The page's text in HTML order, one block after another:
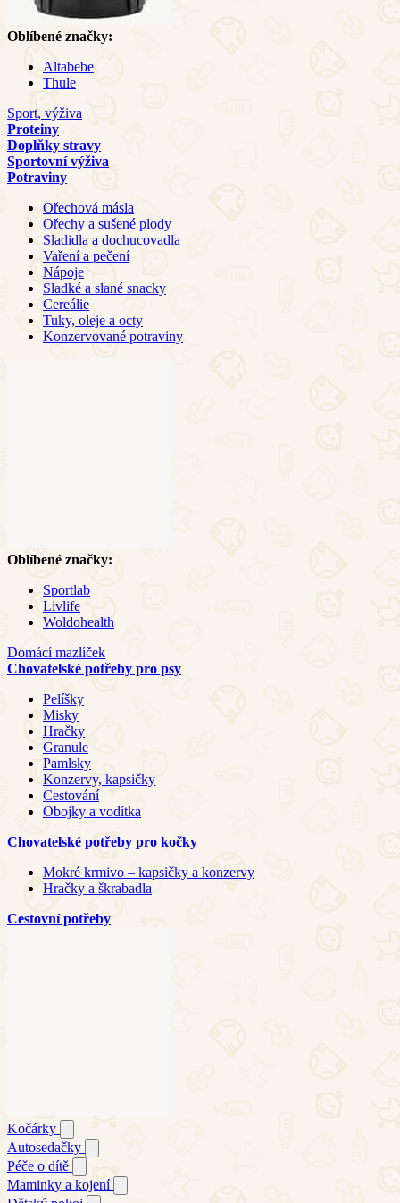
Oblíbené značky:
Altabebe
Thule
Sport, výživa
Proteiny
Doplňky stravy
Sportovní výživa
Potraviny
Ořechová másla
Ořechy a sušené plody
Sladidla a dochucovadla
Vaření a pečení
Nápoje
Sladké a slané snacky
Cereálie
Tuky, oleje a octy
Konzervované potraviny
Oblíbené značky:
Sportlab
Livlife
Woldohealth
Domácí mazlíček
Chovatelské potřeby pro psy
Pelíšky
Misky
Hračky
Granule
Pamlsky
Konzervy, kapsičky
Cestování
Obojky a vodítka
Chovatelské potřeby pro kočky
Mokré krmivo – kapsičky a konzervy
Hračky a škrabadla
Cestovní potřeby
Kočárky
Autosedačky
Péče o dítě
Maminky a kojení